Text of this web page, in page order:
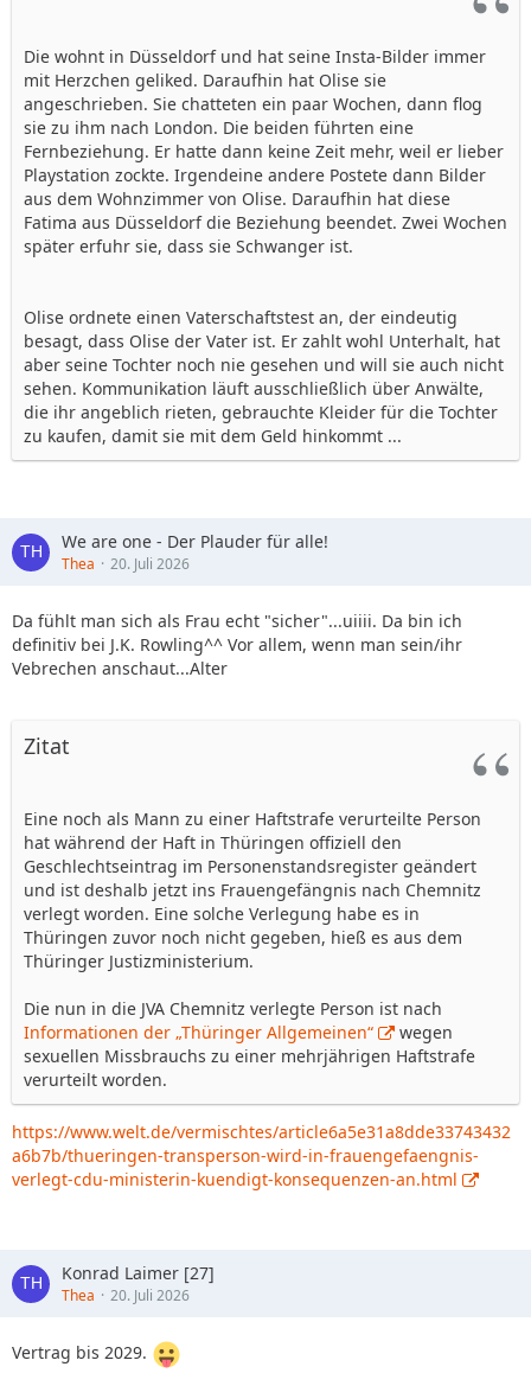
Die wohnt in Düsseldorf und hat seine Insta-Bilder immer
mit Herzchen geliked. Daraufhin hat Olise sie
angeschrieben. Sie chatteten ein paar Wochen, dann flog
sie zu ihm nach London. Die beiden führten eine
Fernbeziehung. Er hatte dann keine Zeit mehr, weil er lieber
Playstation zockte. Irgendeine andere Postete dann Bilder
aus dem Wohnzimmer von Olise. Daraufhin hat diese
Fatima aus Düsseldorf die Beziehung beendet. Zwei Wochen
später erfuhr sie, dass sie Schwanger ist.
Olise ordnete einen Vaterschaftstest an, der eindeutig
besagt, dass Olise der Vater ist. Er zahlt wohl Unterhalt, hat
aber seine Tochter noch nie gesehen und will sie auch nicht
sehen. Kommunikation läuft ausschließlich über Anwälte,
die ihr angeblich rieten, gebrauchte Kleider für die Tochter
zu kaufen, damit sie mit dem Geld hinkommt ...
We are one - Der Plauder für alle!
Thea 20. Juli 2026
Da fühlt man sich als Frau echt "sicher"...uiiii. Da bin ich
definitiv bei J.K. Rowling^^ Vor allem, wenn man sein/ihr
Vebrechen anschaut...Alter
Zitat
Eine noch als Mann zu einer Haftstrafe verurteilte Person
hat während der Haft in Thüringen offiziell den
Geschlechtseintrag im Personenstandsregister geändert
und ist deshalb jetzt ins Frauengefängnis nach Chemnitz
verlegt worden. Eine solche Verlegung habe es in
Thüringen zuvor noch nicht gegeben, hieß es aus dem
Thüringer Justizministerium.
Die nun in die JVA Chemnitz verlegte Person ist nach
Informationen der „Thüringer Allgemeinen“
wegen
sexuellen Missbrauchs zu einer mehrjährigen Haftstrafe
verurteilt worden.
https://www.welt.de/vermischtes/article6a5e31a8dde33743432
a6b7b/thueringen-transperson-wird-in-frauengefaengnis-
verlegt-cdu-ministerin-kuendigt-konsequenzen-an.html
Konrad Laimer [27]
Thea 20. Juli 2026
Vertrag bis 2029.